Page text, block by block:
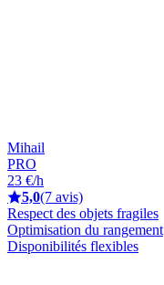
Mihail
PRO
23 €/h
5,0(7 avis)
Respect des objets fragiles
Optimisation du rangement
Disponibilités flexibles